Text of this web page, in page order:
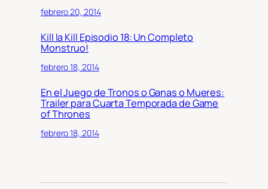
febrero 20, 2014
Kill la Kill Episodio 18: Un Completo
Monstruo!
febrero 18, 2014
En el Juego de Tronos o Ganas o Mueres:
Trailer para Cuarta Temporada de Game
of Thrones
febrero 18, 2014